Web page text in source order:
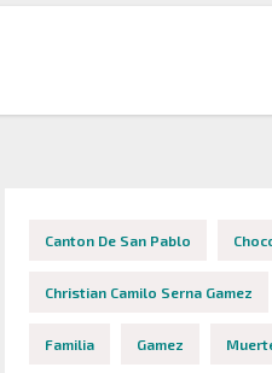
Canton De San Pablo
Christian Camilo Serna Gamez
Familia Gamez